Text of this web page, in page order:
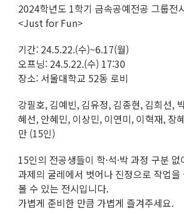
2024학년도 1학기 금속공예전공 그룹전
<Just for Fun>
기간: 24.5.22.(수)~6.17(월)
오프닝: 24.5.22.(수) 17:30
장소: 서울대학교 52동 로비
강필호, 김예빈, 김유정, 김종현, 김희선,
혜선, 안혜민, 이상민, 이연미, 이혁재, 장
만 (15인)
15인의 전공생들이 학·석·박 과정 구분
과제의 굴레에서 벗어나 진정으로 작업을
볼 수 있는 전시입니다.
가볍게 준비한 만큼 가볍게 즐겨주세요.